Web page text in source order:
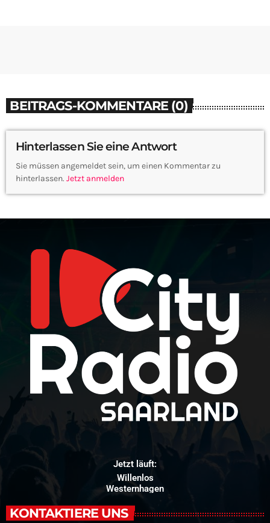
BEITRAGS-KOMMENTARE (0)
Hinterlassen Sie eine Antwort
Sie müssen angemeldet sein, um einen Kommentar zu
hinterlassen. Jetzt anmelden
Jetzt läuft:
Willenlos
Westernhagen
KONTAKTIERE UNS